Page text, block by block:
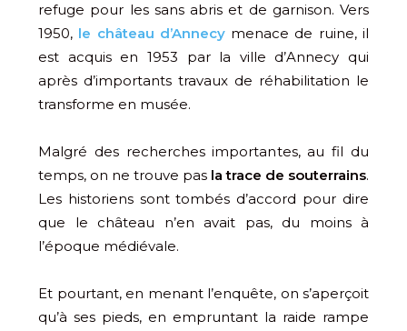
refuge pour les sans abris et de garnison. Vers
1950, le château d’Annecymenace de ruine, il
est acquis en 1953 par la ville d’Annecy qui
après d’importants travaux de réhabilitation le
transforme en musée.
Malgré des recherches importantes, au fil du
temps, on ne trouve pas la trace de souterrains.
Les historiens sont tombés d’accord pour dire
que le château n’en avait pas, du moins à
l’époque médiévale.
Et pourtant, en menant l’enquête, on s’aperçoit
qu’à ses pieds, en empruntant la raide rampe